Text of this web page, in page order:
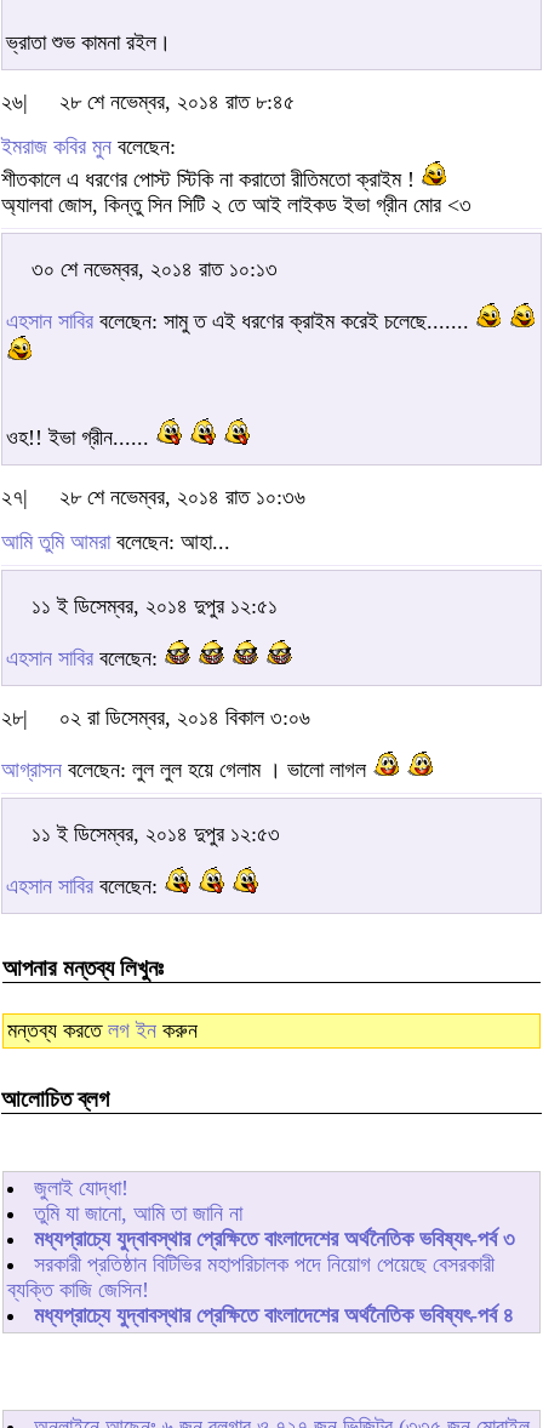
ভ্রাতা শুভ কামনা রইল।
২৬|
২৮ শে নভেম্বর, ২০১৪ রাত ৮:৪৫
ইমরাজ কবির মুন বলেছেন:
শীতকালে এ ধরণের পোস্ট স্টিকি না করাতো রীতিমতো ক্রাইম !
অ্যালবা জোস, কিন্তু সিন সিটি ২ তে আই লাইকড ইভা গ্রীন মোর <৩
৩০ শে নভেম্বর, ২০১৪ রাত ১০:১৩
এহসান সাবির বলেছেন: সামু ত এই ধরণের ক্রাইম করেই চলেছে.......
ওহ!! ইভা গ্রীন......
২৭|
২৮ শে নভেম্বর, ২০১৪ রাত ১০:৩৬
আমি তুমি আমরাবলেছেন: আহা...
১১ ই ডিসেম্বর, ২০১৪ দুপুর ১২:৫১
এহসান সাবির বলেছেন:
২৮| ০২ রা ডিসেম্বর, ২০১৪ বিকাল ৩:০৬
আগ্রাসন বলেছেন: লুল লুল হয়ে গেলাম । ভালো লাগল
১১ ই ডিসেম্বর, ২০১৪ দুপুর ১২:৫৩
এহসান সাবির বলেছেন:
আপনার মন্তব্য লিখুনঃ
মন্তব্য করতে লগ ইন করুন
আলোচিত ব্লগ
জুলাই যোদ্ধা!
তুমি যা জানো, আমি তা জানি না
মধ্যপ্রাচ্যে যুদ্বাবস্থার প্রেক্ষিতে বাংলাদেশের অর্থনৈতিক ভবিষ্যৎ-পর্ব ৩
সরকারী প্রতিষ্ঠান বিটিভির মহাপরিচালক পদে নিয়োগ পেয়েছে বেসরকারী
ব্যক্তি কাজি জেসিন!
মধ্যপ্রাচ্যে যুদ্বাবস্থার প্রেক্ষিতে বাংলাদেশের অর্থনৈতিক ভবিষ্যৎ-পর্ব ৪